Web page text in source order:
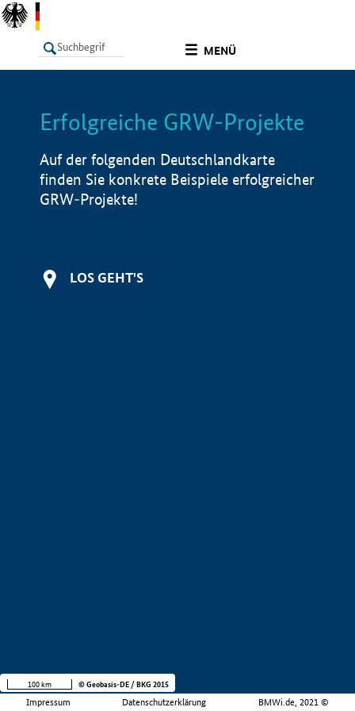
MENÜ
LISTE Info
Erfolgreiche GRW-Projekte
Auf der folgenden Deutschlandkarte
finden Sie konkrete Beispiele erfolgreicher
GRW-Projekte!
LOS GEHT'S
Impressum Datenschutzerklärung BMWi.de, 2021 ©
100 km © Geobasis-DE / BKG 2015